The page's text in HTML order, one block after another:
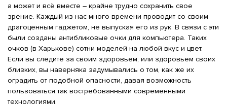
а может и всё вместе – крайне трудно сохранить свое
зрение. Каждый из нас много времени проводит со своим
драгоценным гаджетом, не выпуская его из рук. В связи с эти
были созданы антибликовые очки для компьютера. Таких
очков (в Харькове) сотни моделей на любой вкус и цвет.
Если вы следите за своим здоровьем, или здоровьем своих
близких, вы наверняка задумывались о том, как же их
оградить от подобной опасности, давая возможность
пользоваться так востребованными современными
технологиями.